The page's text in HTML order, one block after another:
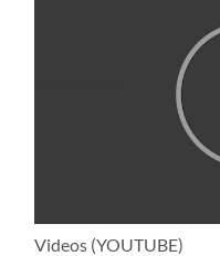
Videos (YOUTUBE)